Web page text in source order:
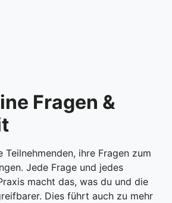
Fragen &
Teilnehmenden, ihre Fragen zum
Jede Frage und jedes
macht das, was du und die
Dies führt auch zu mehr